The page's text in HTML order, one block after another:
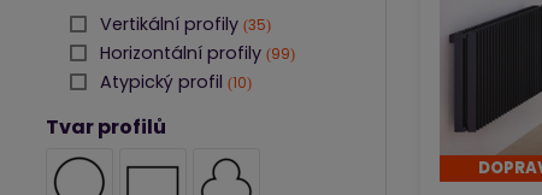
Vertikální profily 35
Horizontální profily 99
Atypický profil 10
Tvar profilů